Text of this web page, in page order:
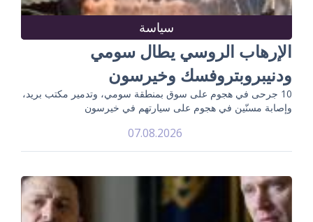
سياسة
الإرهاب الروسي يطال سومي
ودنيبروبتروفسك وخيرسون
10 جرحى في هجوم على سوق بمنطقة سومي، وتدمير مكتب بريد،
وإصابة مسنّين في هجوم على سيارتهم في خيرسون
07.08.2026